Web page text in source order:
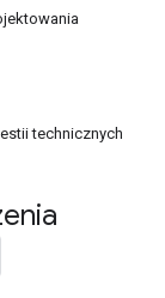
technicznych